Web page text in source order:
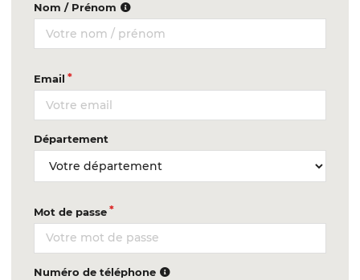
Nom / Prénom
Email
Département
Mot de passe
Numéro de téléphone